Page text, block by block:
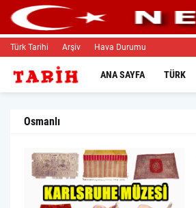
Türk Tarihi Arşiv Hava Durumu
ANA SAYFA TÜRK
Osmanlı